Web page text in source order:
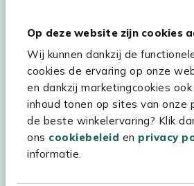
Op deze website zijn cookies
Wij kunnen dankzij de
cookies de ervaring op onze
en dankzij marketingcookies
inhoud tonen op sites van onze
de beste winkelervaring? Klik
ons cookiebeleid en privacy
informatie.
Hulp & service
Assortiment
Kees Smit Tuinmeubelen
Experience Stores XXL